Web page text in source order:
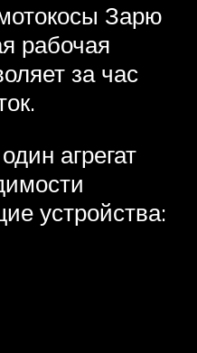
Зарю
рабочая
за час
агрегат
устройства: